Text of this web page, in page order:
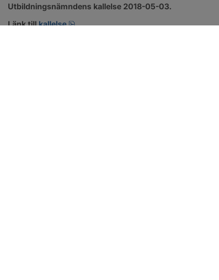
Utbildningsnämndens kallelse 2018-05-03.
Länk till kallelse pdf.